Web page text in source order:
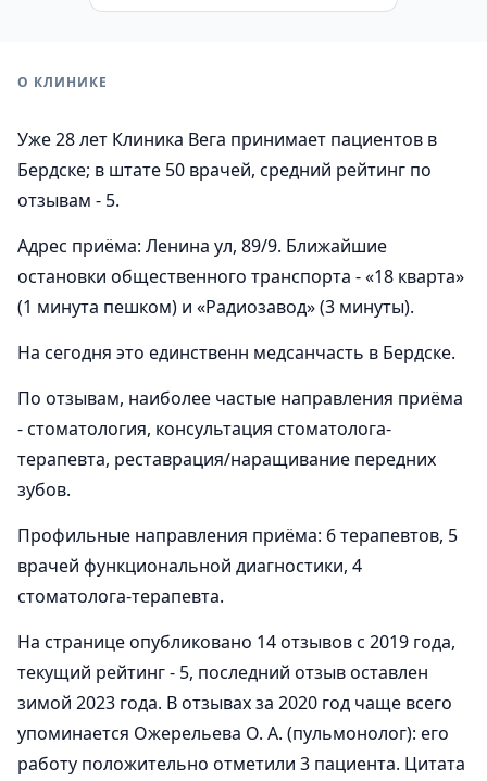
О КЛИНИКЕ
Уже 28 лет Клиника Вега принимает пациентов в
Бердске; в штате 50 врачей, средний рейтинг по
отзывам - 5.
Адрес приёма: Ленина ул, 89/9. Ближайшие
остановки общественного транспорта - «18 кварта»
(1 минута пешком) и «Радиозавод» (3 минуты).
На сегодня это единственн медсанчасть в Бердске.
По отзывам, наиболее частые направления приёма
- стоматология, консультация стоматолога-
терапевта, реставрация/наращивание передних
зубов.
Профильные направления приёма: 6 терапевтов, 5
врачей функциональной диагностики, 4
стоматолога-терапевта.
На странице опубликовано 14 отзывов с 2019 года,
текущий рейтинг - 5, последний отзыв оставлен
зимой 2023 года. В отзывах за 2020 год чаще всего
упоминается Ожерельева О. А. (пульмонолог): его
работу положительно отметили 3 пациента. Цитата